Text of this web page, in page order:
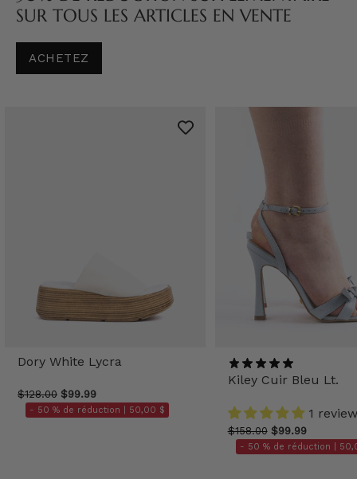
SUR TOUS LES ARTICLES EN VENTE
ACHETEZ
Dory White Lycra
$128.00 $99.99
- 50 % de réduction | 50,00 $
Kiley Cuir Bleu Lt.
1 review
$158.00 $99.99
- 50 % de réduction |